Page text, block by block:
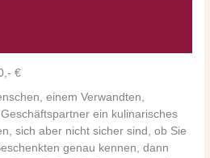
€
einem Verwandten,
ein kulinarisches
sich aber nicht sicher sind, ob Sie
genau kennen, dann